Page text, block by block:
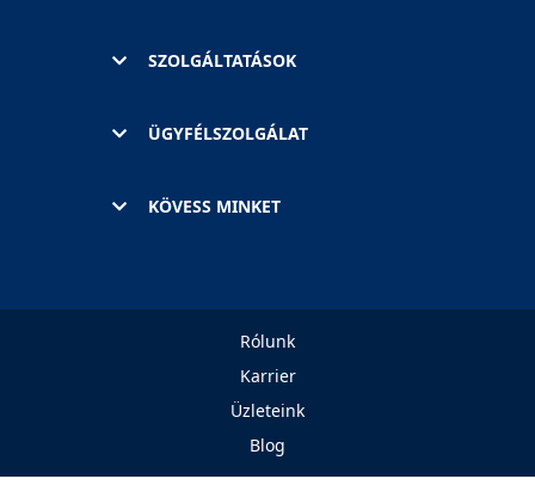
SZOLGÁLTATÁSOK
ÜGYFÉLSZOLGÁLAT
KÖVESS MINKET
Rólunk
Karrier
Üzleteink
Blog